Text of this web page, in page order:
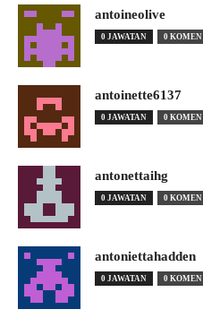
antoineolive
0 JAWATAN 0 KOMEN
antoinette6137
0 JAWATAN 0 KOMEN
antonettaihg
0 JAWATAN 0 KOMEN
antoniettahadden
0 JAWATAN 0 KOMEN